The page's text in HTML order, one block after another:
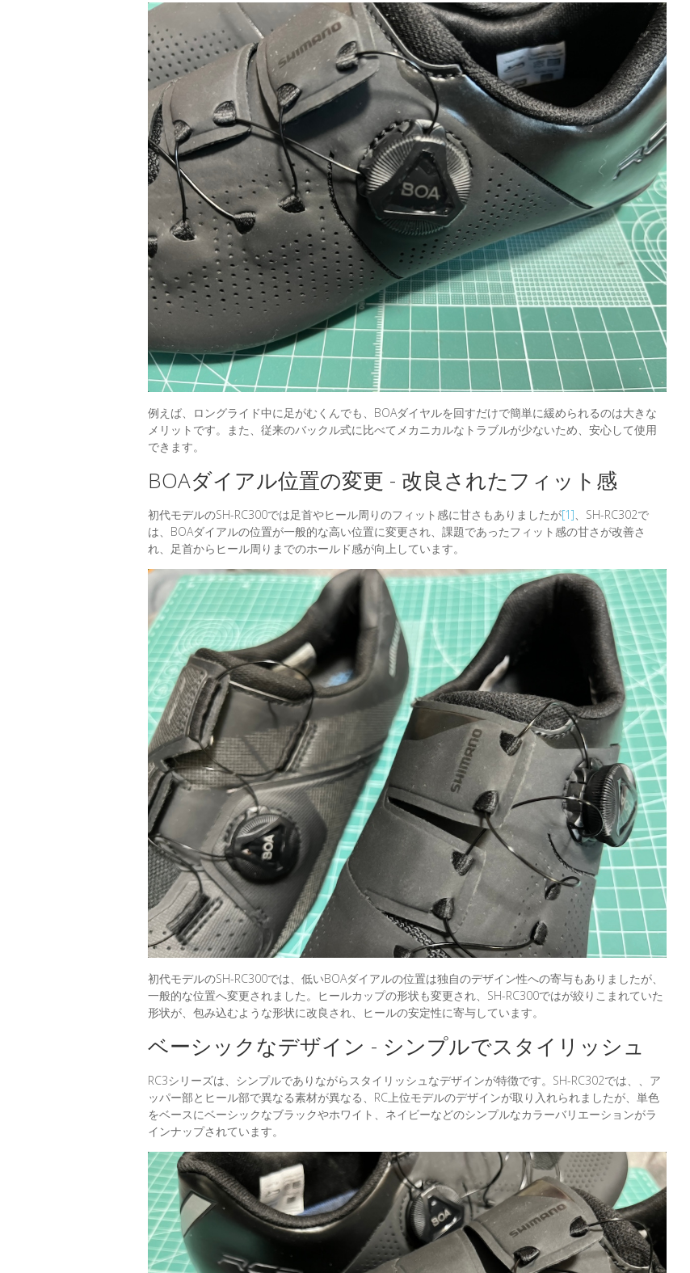
例えば、ロングライド中に足がむくんでも、BOAダイヤルを回すだけで簡単に緩められるのは大きな
メリットです。また、従来のバックル式に比べてメカニカルなトラブルが少ないため、安心して使用
できます。
BOAダイアル位置の変更 - 改良されたフィット感
初代モデルのSH-RC300では足首やヒール周りのフィット感に甘さもありましたが[1]、SH-RC302で
は、BOAダイアルの位置が一般的な高い位置に変更され、課題であったフィット感の甘さが改善さ
れ、足首からヒール周りまでのホールド感が向上しています。
初代モデルのSH-RC300では、低いBOAダイアルの位置は独自のデザイン性への寄与もありましたが、
一般的な位置へ変更されました。ヒールカップの形状も変更され、SH-RC300ではが絞りこまれていた
形状が、包み込むような形状に改良され、ヒールの安定性に寄与しています。
ベーシックなデザイン - シンプルでスタイリッシュ
RC3シリーズは、シンプルでありながらスタイリッシュなデザインが特徴です。SH-RC302では、、ア
ッパー部とヒール部で異なる素材が異なる、RC上位モデルのデザインが取り入れられましたが、単色
をベースにベーシックなブラックやホワイト、ネイビーなどのシンプルなカラーバリエーションがラ
インナップされています。